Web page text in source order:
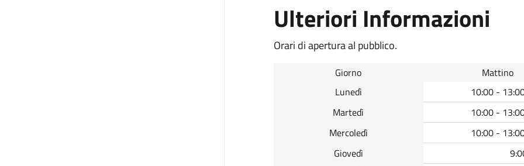
Ulteriori Informazioni
Orari di apertura al pubblico.
Giorno
Mattino
Lunedì
10:00 -
Martedì
10:00 -
Mercoledì
10:00 -
Giovedì